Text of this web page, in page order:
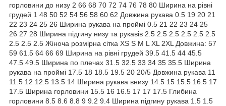
горловини до низу 2 66 68 70 72 74 76 78 80 Ширина на рівні
грудей 1 48 50 52 54 56 58 60 62 Довжина рукава 0.5 19 20 21
22 23 24 25 26 Ширина рукава на проймі 0.5 21 22 23 24 25
26 27 28 Ширина підгину низу та рукавів 2.5 2.5 2.5 2.5 2.5 2.5
2.5 2.5 2.5 Жіноча розмірна сітка XS S M L XL 2XL Довжина: 57
59 61.5 64 66 69 Ширина на рівні грудей 39.5 41.5 44 45.5
47.5 49.5 Ширина по плечах 31.5 32.5 33 34 35 35.5 Ширина
рукава на проймі 17.5 18 18.5 19.5 20 20/5 Довжина рукава 11
11.5 12 12.5 13.5 14 Ширина рукава внизу 14.5 15 15.5 16.5 17
17.5 Ширина горловини 15.5 16 16.5 17 17 17.5 Глибина
горловини 8.5 8.6 8.8 9 9.2 9.4 Ширина підгину рукава 1.5 1.5